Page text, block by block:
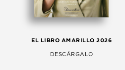
EL LIBRO AMARILLO 2026
DESCÁRGALO